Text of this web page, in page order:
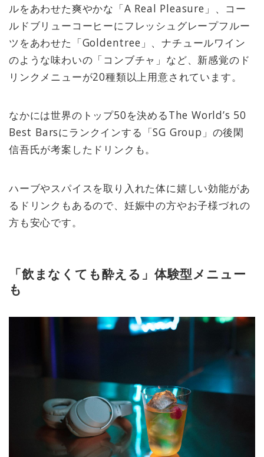
ルをあわせた爽やかな「A Real Pleasure」、コー
ルドブリューコーヒーにフレッシュグレープフルー
ツをあわせた「Goldentree」、ナチュールワイン
のような味わいの「コンブチャ」など、新感覚のド
リンクメニューが20種類以上用意されています。
なかには世界のトップ50を決めるThe World’s 50
Best Barsにランクインする「SG Group」の後閑
信吾氏が考案したドリンクも。
ハーブやスパイスを取り入れた体に嬉しい効能があ
るドリンクもあるので、妊娠中の方やお子様づれの
方も安心です。
「飲まなくても酔える」体験型メニュー
も